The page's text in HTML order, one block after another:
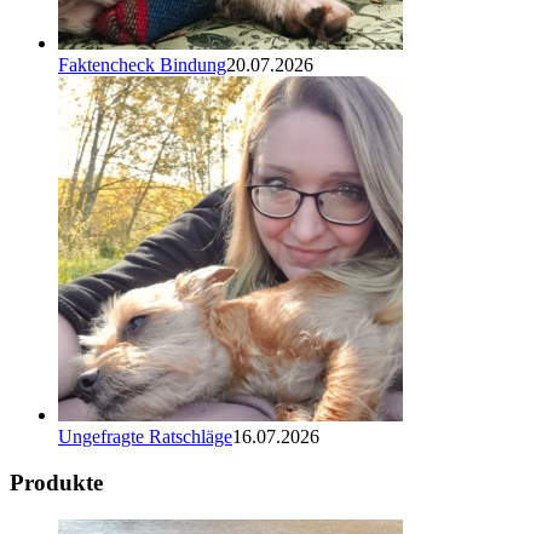
Faktencheck Bindung20.07.2026
Ungefragte Ratschläge16.07.2026
Produkte